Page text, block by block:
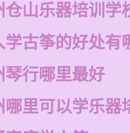
仓山乐器培训学
学古筝的好处有
琴行哪里最好
哪里可以学乐器